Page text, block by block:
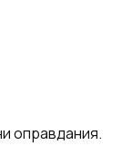
оправдания.